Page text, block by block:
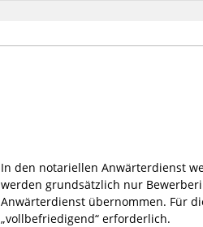
In den notariellen Anwärterdienst
werden grundsätzlich nur
Anwärterdienst übernommen. Für
„vollbefriedigend“ erforderlich.